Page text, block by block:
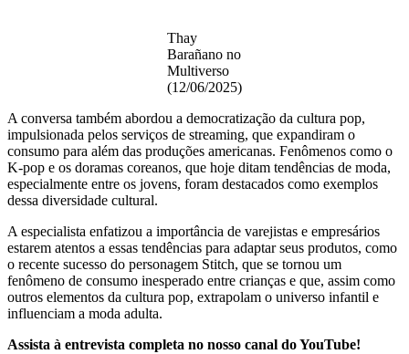
Thay
Barañano no
Multiverso
(12/06/2025)
A conversa também abordou a democratização da cultura pop,
impulsionada pelos serviços de streaming, que expandiram o
consumo para além das produções americanas. Fenômenos como o
K-pop e os doramas coreanos, que hoje ditam tendências de moda,
especialmente entre os jovens, foram destacados como exemplos
dessa diversidade cultural.
A especialista enfatizou a importância de varejistas e empresários
estarem atentos a essas tendências para adaptar seus produtos, como
o recente sucesso do personagem Stitch, que se tornou um
fenômeno de consumo inesperado entre crianças e que, assim como
outros elementos da cultura pop, extrapolam o universo infantil e
influenciam a moda adulta.
Assista à entrevista completa no nosso canal do YouTube!